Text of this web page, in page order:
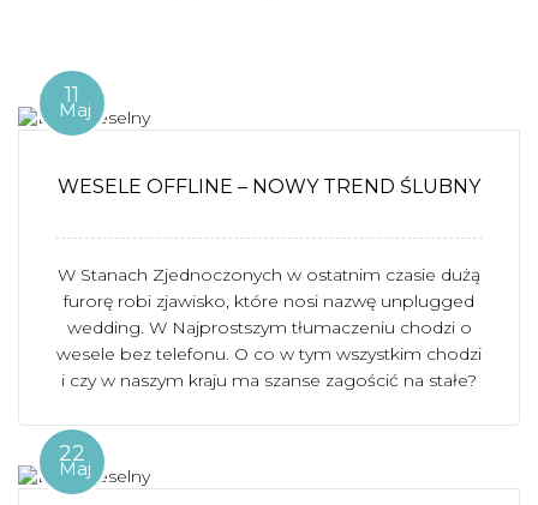
11
Maj
WESELE OFFLINE – NOWY TREND ŚLUBNY
W Stanach Zjednoczonych w ostatnim czasie dużą
furorę robi zjawisko, które nosi nazwę unplugged
wedding. W Najprostszym tłumaczeniu chodzi o
wesele bez telefonu. O co w tym wszystkim chodzi
i czy w naszym kraju ma szanse zagościć na stałe?
22
Maj